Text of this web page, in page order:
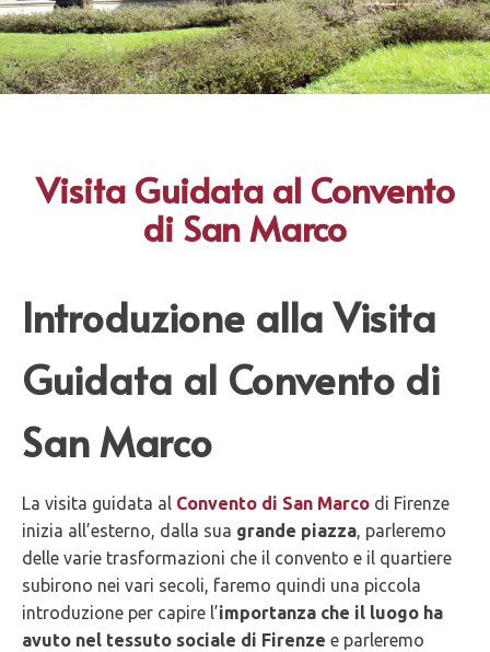
Visita Guidata al Convento
di San Marco
Introduzione alla Visita
Guidata al Convento di
San Marco
La visita guidata al Convento di San Marco di Firenze
inizia all’esterno, dalla sua grande piazza, parleremo
delle varie trasformazioni che il convento e il quartiere
subirono nei vari secoli, faremo quindi una piccola
introduzione per capire l’importanza che il luogo ha
avuto nel tessuto sociale di Firenze e parleremo